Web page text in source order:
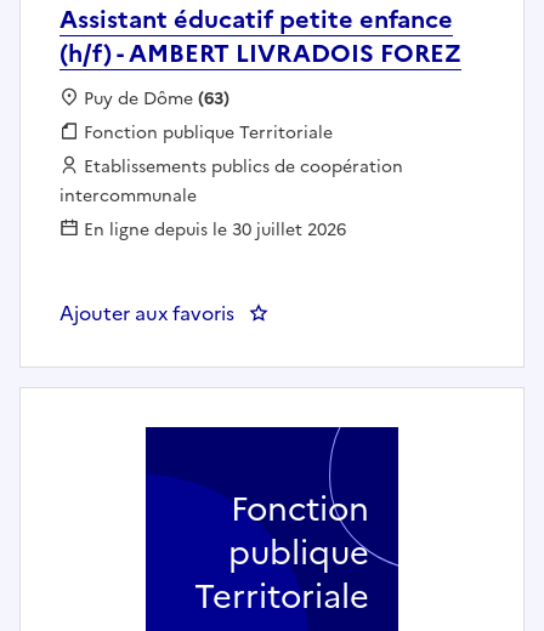
Assistant éducatif petite enfance
(h/f) - AMBERT LIVRADOIS FOREZ
Localisation :
Puy de Dôme(63)
Fonction publique :
Fonction publique Territoriale
Employeur :
Etablissements publics de coopération
intercommunale
En ligne depuis le 30 juillet 2026
Ajouter aux favoris : Assistant éducatif petite
Fonction
publique
Territoriale